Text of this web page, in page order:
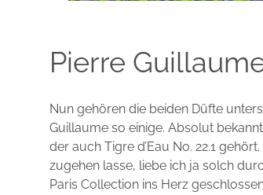
Pierre
Nun gehören die beiden Düfte
Guillaume so einige. Absolut
der auch Tigre d’Eau No. 22.1
zugehen lasse, liebe ich ja solch
Paris Collection ins Herz